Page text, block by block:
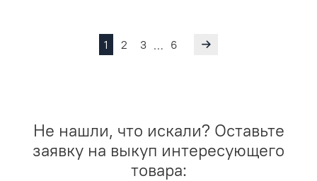
1 2 3 … 6
Не нашли, что искали? Оставьте
заявку на выкуп интересующего
товара: